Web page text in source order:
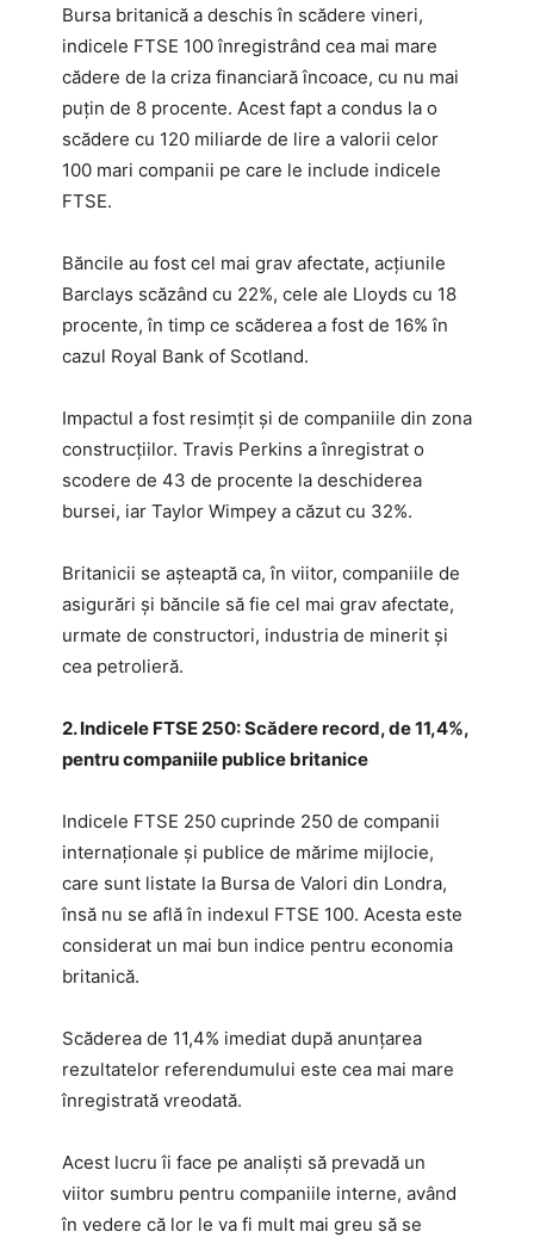
Bursa britanică a deschis în scădere vineri,
indicele FTSE 100 înregistrând cea mai mare
cădere de la criza financiară încoace, cu nu mai
puţin de 8 procente. Acest fapt a condus la o
scădere cu 120 miliarde de lire a valorii celor
100 mari companii pe care le include indicele
FTSE.
Băncile au fost cel mai grav afectate, acţiunile
Barclays scăzând cu 22%, cele ale Lloyds cu 18
procente, în timp ce scăderea a fost de 16% în
cazul Royal Bank of Scotland.
Impactul a fost resimţit şi de companiile din zona
construcţiilor. Travis Perkins a înregistrat o
scodere de 43 de procente la deschiderea
bursei, iar Taylor Wimpey a căzut cu 32%.
Britanicii se aşteaptă ca, în viitor, companiile de
asigurări şi băncile să fie cel mai grav afectate,
urmate de constructori, industria de minerit şi
cea petrolieră.
2. Indicele FTSE 250: Scădere record, de 11,4%,
pentru companiile publice britanice
Indicele FTSE 250 cuprinde 250 de companii
internaţionale şi publice de mărime mijlocie,
care sunt listate la Bursa de Valori din Londra,
însă nu se află în indexul FTSE 100. Acesta este
considerat un mai bun indice pentru economia
britanică.
Scăderea de 11,4% imediat după anunţarea
rezultatelor referendumului este cea mai mare
înregistrată vreodată.
Acest lucru îi face pe analişti să prevadă un
viitor sumbru pentru companiile interne, având
în vedere că lor le va fi mult mai greu să se